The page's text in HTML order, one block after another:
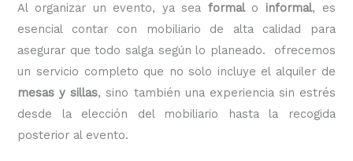
Al organizar un evento, ya sea formalo informal, es
esencial contar con mobiliario de alta calidad para
asegurar que todo salga según lo planeado. ofrecemos
un servicio completo que no solo incluye el alquiler de
mesas y sillas, sino también una experiencia sin estrés
desde la elección del mobiliario hasta la recogida
posterior al evento.